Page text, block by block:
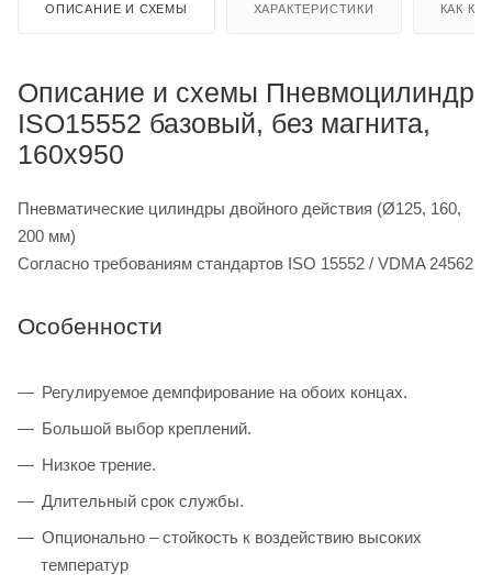
ОПИСАНИЕ И СХЕМЫ ХАРАКТЕРИСТИКИ КАК
Описание и схемы Пневмоцилиндр
ISO15552 базовый, без магнита,
160x950
Пневматические цилиндры двойного действия (Ø125, 160,
200 мм)
Согласно требованиям стандартов ISO 15552 / VDMA 24562
Особенности
Регулируемое демпфирование на обоих концах.
Большой выбор креплений.
Низкое трение.
Длительный срок службы.
Опционально – стойкость к воздействию высоких
температур